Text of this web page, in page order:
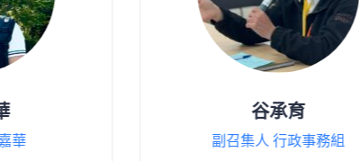
副召集人 行政事務組